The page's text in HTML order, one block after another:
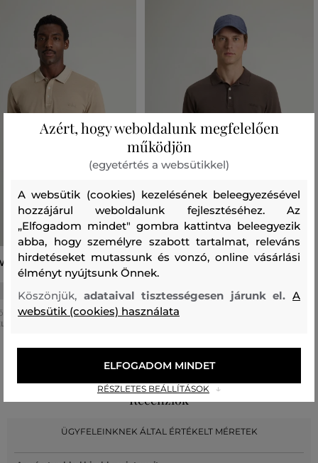
MACKINACK POLO
+6
28 690 Ft
méretek:
PÓLÓ WOOLRICH MACKINACK POLO
28 690 Ft
Elérhető méretek:
Recenziók
ÜGYFELEINKNEK ÁLTAL ÉRTÉKELT MÉRETEK
Azért, hogy weboldalunk megfelelően
működjön
(egyetértés a websütikkel)
A websütik (cookies) kezelésének beleegyezésével
hozzájárul weboldalunk fejlesztéséhez. Az
„Elfogadom mindet" gombra kattintva beleegyezik
abba, hogy személyre szabott tartalmat, releváns
hirdetéseket mutassunk és vonzó, online vásárlási
élményt nyújtsunk Önnek.
Köszönjük, adataival tisztességesen járunk el.A
websütik (cookies) használata
RÉSZLETES BEÁLLÍTÁSOK
ELFOGADOM MINDET